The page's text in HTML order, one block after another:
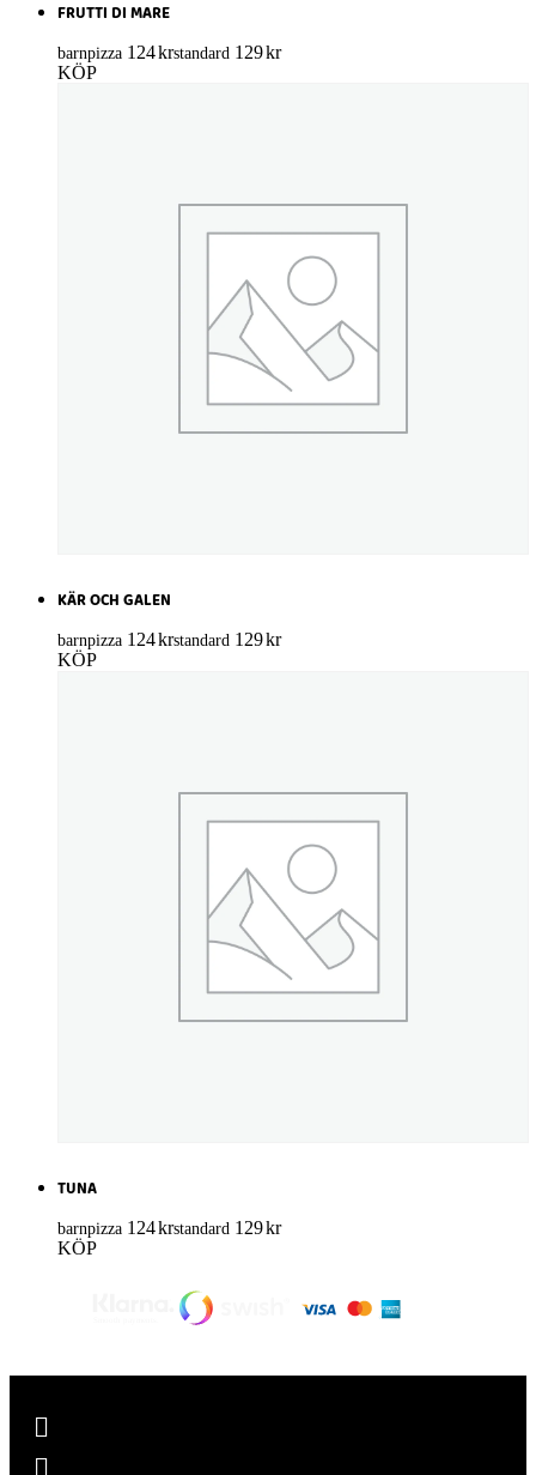
FRUTTI DI MARE
barnpizza 124krstandard 129kr
KÖP
KÄR OCH GALEN
barnpizza 124krstandard 129kr
KÖP
TUNA
barnpizza 124krstandard 129kr
KÖP